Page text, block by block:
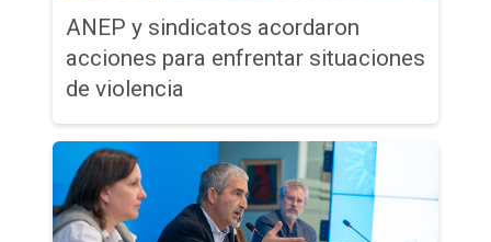
ANEP y sindicatos acordaron
acciones para enfrentar situaciones
de violencia